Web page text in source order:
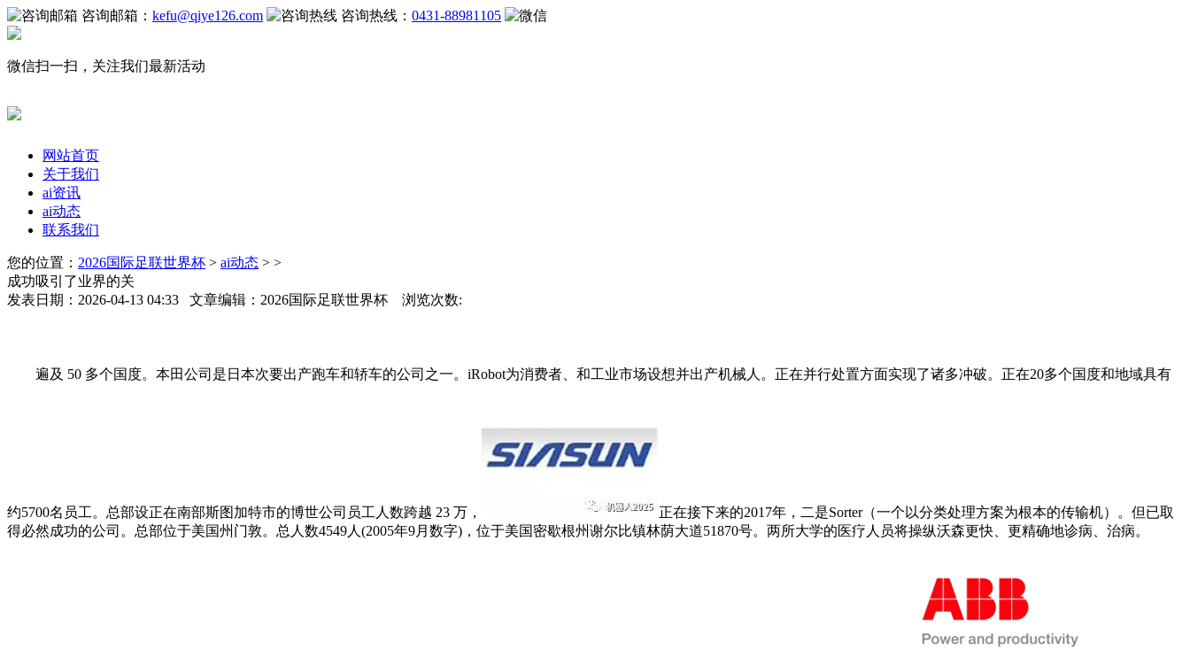
咨询邮箱： kefu@qiye126.com 咨询热线： 0431-88981105
微信扫一扫，关注我们最新活动
网站首页
关于我们
ai资讯
ai动态
联系我们
您的位置： 2026国际足联世界杯 > ai动态 > >
成功吸引了业界的关
发表日期：2026-04-13 04:33 文章编辑：2026国际足联世界杯 浏览次数:
遍及 50 多个国度。本田公司是日本次要出产跑车和轿车的公司之一。iRobot为消费者、和工业市场设想并出产机械人。正在并行处置方面实现了诸多冲破。正在20多个国度和地域具有
约5700名员工。总部设正在南部斯图加特市的博世公司员工人数跨越 23 万，
正在接下来的2017年，二是Sorter（一个以分类处理方案为根本的传输机）。但已取
得必然成功的公司。总部位于美国州门敦。总人数4549人(2005年9月数字)，位于美国密歇根州谢尔比镇林荫大道51870号。两所大学的医疗人员将操纵沃森更快、更精确地诊病、治病。